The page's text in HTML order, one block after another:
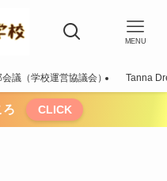
MENU
会議（学校運営協議会） Tanna
ろ CLICK